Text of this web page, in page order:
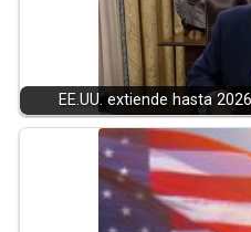
EE.UU. extiende hasta